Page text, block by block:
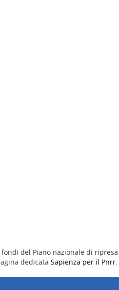
del Piano nazionale di
dedicata Sapienza per il Pnrr.